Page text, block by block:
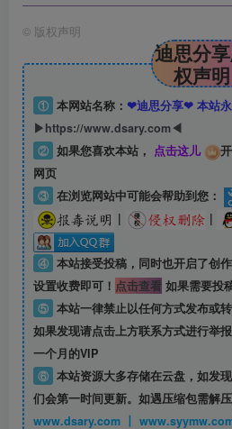
© 版权声明
迪思分
权声明
① 本网站名称： ❤迪思分享❤ 本站永
▶https://www.dsary.com◀
② 如果您喜欢本站， 点击这儿
网页
③ 在浏览网站中可能会帮助到您：
|
|
④ 本站接受投稿，同时也开启了创
设置收费即可！ 点击查看如果需要投
⑤ 本站一律禁止以任何方式发布或
如果发现请点击上方联系方式进行举
一个月的VIP
⑥ 本站资源大多存储在云盘，如发
们会第一时间更新。如遇压缩包需解
www.dsary.com 丨